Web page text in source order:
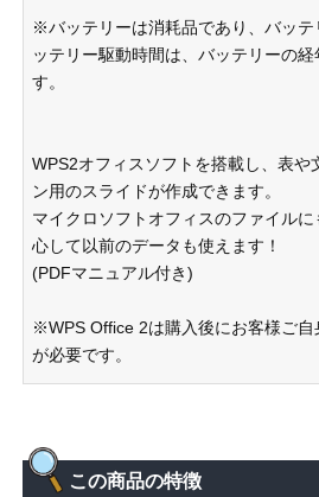
※バッテリーは消耗品であり、バッ
ッテリー駆動時間は、バッテリーの
す。
WPS2オフィスソフトを搭載し、表や
ン用のスライドが作成できます。
マイクロソフトオフィスのファイル
心して以前のデータも使えます！
(PDFマニュアル付き)
※WPS Office 2は購入後にお客様ご
が必要です。
この商品の特徴